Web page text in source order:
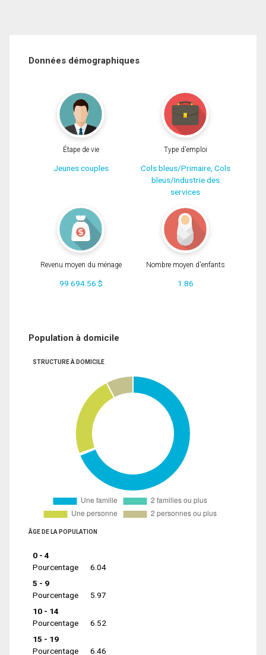
Données démographiques
Étape de vie
Jeunes couples
Type d'emploi
Cols bleus/Primaire, Cols
bleus/Industrie des
services
Revenu moyen du ménage
99 694.56 $
Nombre moyen d'enfants
1.86
Population à domicile
STRUCTURE À DOMICILE
ÂGE DE LA POPULATION
0 - 4
Pourcentage
6.04
5 - 9
Pourcentage
5.97
10 - 14
Pourcentage
6.52
15 - 19
Pourcentage
6.46